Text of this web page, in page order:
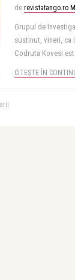
de revistatango.ro
Grupul de
sustinut, vineri, ca
Codruta Kovesi
CITEȘTE ÎN